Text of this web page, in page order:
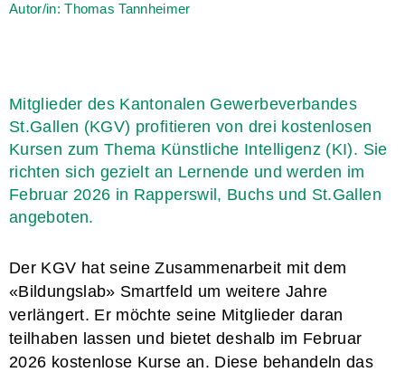
Autor/in: Thomas Tannheimer
Mitglieder des Kantonalen Gewerbeverbandes
St.Gallen (KGV) profitieren von drei kostenlosen
Kursen zum Thema Künstliche Intelligenz (KI). Sie
richten sich gezielt an Lernende und werden im
Februar 2026 in Rapperswil, Buchs und St.Gallen
angeboten.
Der KGV hat seine Zusammenarbeit mit dem
«Bildungslab» Smartfeld um weitere Jahre
verlängert. Er möchte seine Mitglieder daran
teilhaben lassen und bietet deshalb im Februar
2026 kostenlose Kurse an. Diese behandeln das